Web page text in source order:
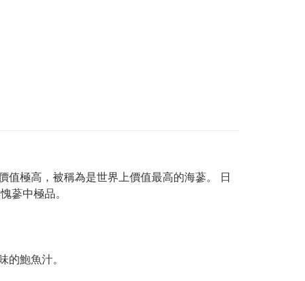
極高，被稱為是世界上價值最高的海蔘。 日
蔘中極品。
的鮑魚汁。